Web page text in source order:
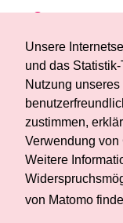
Unsere
und das
Nutzung
zustimmen,
Verwendung
Weitere
von Matomo
Das sind wir